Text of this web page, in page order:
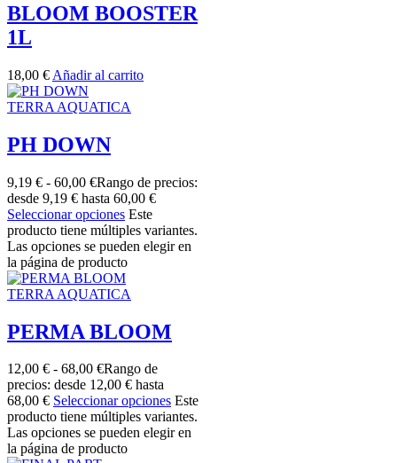
BLOOM BOOSTER
1L
18,00 € Añadir al carrito
TERRA AQUATICA
PH DOWN
9,19 € - 60,00 €Rango de precios:
desde 9,19 € hasta 60,00 €
Seleccionar opciones Este
producto tiene múltiples variantes.
Las opciones se pueden elegir en
la página de producto
TERRA AQUATICA
PERMA BLOOM
12,00 € - 68,00 €Rango de
precios: desde 12,00 € hasta
68,00 € Seleccionar opciones Este
producto tiene múltiples variantes.
Las opciones se pueden elegir en
la página de producto